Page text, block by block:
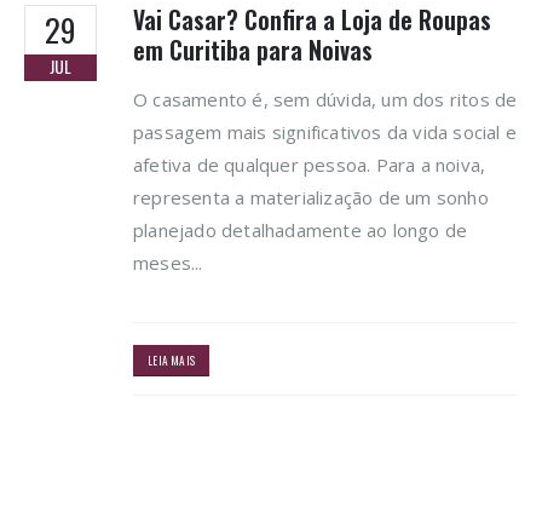
29
JUL
Vai Casar? Confira a Loja de Roupas
em Curitiba para Noivas
O casamento é, sem dúvida, um dos ritos de
passagem mais significativos da vida social e
afetiva de qualquer pessoa. Para a noiva,
representa a materialização de um sonho
planejado detalhadamente ao longo de
meses...
LEIA MAIS